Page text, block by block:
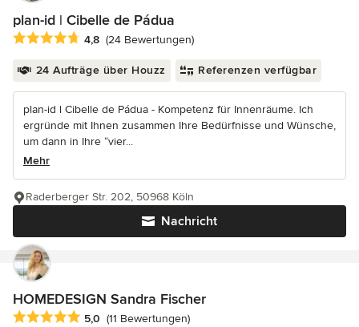
plan-id | Cibelle de Pádua
Durchschnittliche Bewertung: 4.8 von 5 Sternen
4,8 (24 Bewertungen)
24 Aufträge über Houzz Referenzen verfügbar
plan-id l Cibelle de Pádua - Kompetenz für Innenräume. Ich
ergründe mit Ihnen zusammen Ihre Bedürfnisse und Wünsche,
um dann in Ihre “vier...
Mehr
Nachricht
Raderberger Str. 202, 50968 Köln
HOMEDESIGN Sandra Fischer
Durchschnittliche Bewertung: 5 von 5 Sternen
5,0 (11 Bewertungen)